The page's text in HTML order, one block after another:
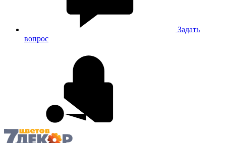
Задать
вопрос